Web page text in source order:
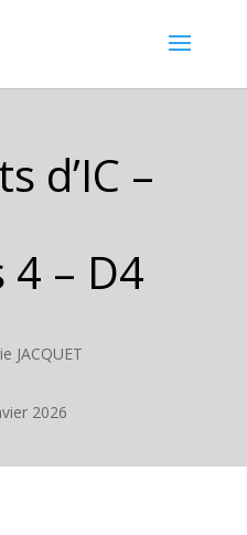
d’IC –
4 – D4
JACQUET
2026